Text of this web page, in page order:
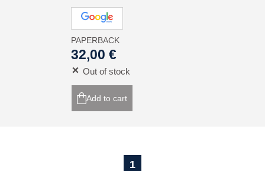
PAPERBACK
32,00 €
Out of stock
Add to cart
1